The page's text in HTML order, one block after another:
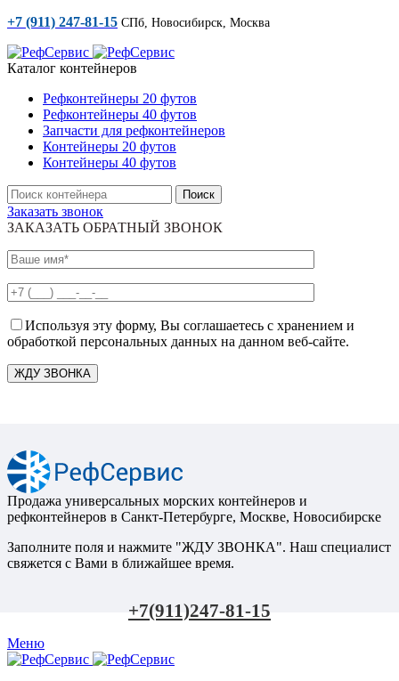
+7 (911) 247-81-15 СПб, Новосибирск, Москва
Каталог контейнеров
Рефконтейнеры 20 футов
Рефконтейнеры 40 футов
Запчасти для рефконтейнеров
Контейнеры 20 футов
Контейнеры 40 футов
Поиск
Заказать звонок
ЗАКАЗАТЬ ОБРАТНЫЙ ЗВОНОК
Используя эту форму, Вы соглашаетесь с хранением и
обработкой персональных данных на данном веб-сайте.
Продажа универсальных морских контейнеров и
рефконтейнеров в Санкт-Петербурге, Москве, Новосибирске
Заполните поля и нажмите "ЖДУ ЗВОНКА". Наш специалист
свяжется с Вами в ближайшее время.
+7(911)247-81-15
Меню